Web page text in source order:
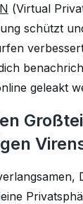
(Virtual
schützt
geleakt